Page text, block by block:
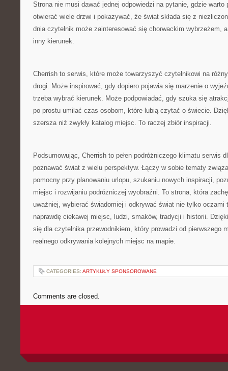
Strona nie musi dawać jednej odpowiedzi na pytanie, gdzie warto
otwierać wiele drzwi i pokazywać, że świat składa się z
dnia czytelnik może zainteresować się chorwackim wybrzeżem,
inny kierunek.
Cherrish to serwis, które może towarzyszyć czytelnikowi na
drogi. Może inspirować, gdy dopiero pojawia się marzenie o
trzeba wybrać kierunek. Może podpowiadać, gdy szuka się
po prostu umilać czas osobom, które lubią czytać o świecie.
szersza niż zwykły katalog miejsc. To raczej zbiór inspiracji.
Podsumowując, Cherrish to pełen podróżniczego klimatu serwis
poznawać świat z wielu perspektyw. Łączy w sobie tematy
pomocny przy planowaniu urlopu, szukaniu nowych inspiracji,
miejsc i rozwijaniu podróżniczej wyobraźni. To strona, która
uważniej, wybierać świadomiej i odkrywać świat nie tylko oczami
naprawdę ciekawej miejsc, ludzi, smaków, tradycji i historii.
się dla czytelnika przewodnikiem, który prowadzi od pierwszego
realnego odkrywania kolejnych miejsc na mapie.
CATEGORIES: ARTYKUŁY SPONSOROWANE
Comments are closed.